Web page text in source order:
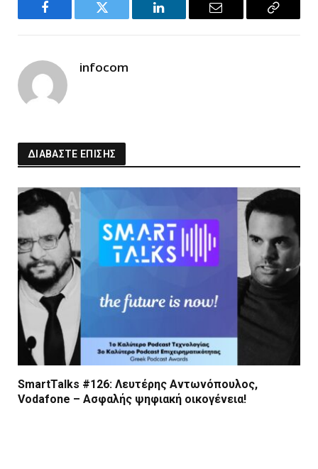
Facebook Twitter LinkedIn Email
Copy
infocom
ΔΙΑΒΑΣΤΕ ΕΠΙΣΗΣ
SmartTalks #126: Λευτέρης Αντωνόπουλος,
Vodafone – Ασφαλής ψηφιακή οικογένεια!